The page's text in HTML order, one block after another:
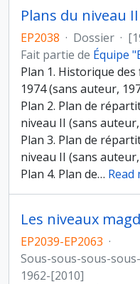
Plans du niveau II
EP2038 · Dossier ·
Fait partie de Équipe
Plan 1. Historique
1974 (sans auteur,
Plan 2. Plan de
niveau II (sans auteur,
Plan 3. Plan de
niveau II (sans auteur,
Plan 4. Plan de… Read
Les niveaux
EP2039-EP2063 ·
Sous-sous-sous-
1962-[2010]